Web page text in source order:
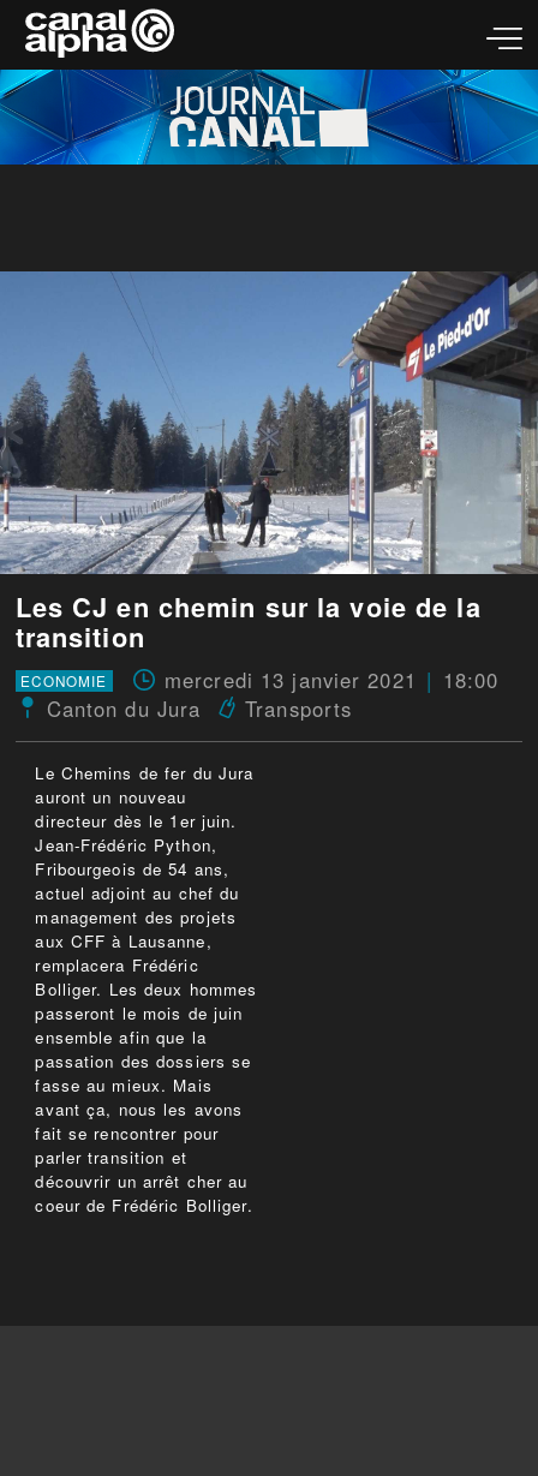
Les CJ en chemin sur la voie de la
transition
ECONOMIE mercredi 13 janvier 2021
18:00
Canton du Jura
Transports
Le Chemins de fer du Jura
auront un nouveau
directeur dès le 1er juin.
Jean-Frédéric Python,
Fribourgeois de 54 ans,
actuel adjoint au chef du
management des projets
aux CFF à Lausanne,
remplacera Frédéric
Bolliger. Les deux hommes
passeront le mois de juin
ensemble afin que la
passation des dossiers se
fasse au mieux. Mais
avant ça, nous les avons
fait se rencontrer pour
parler transition et
découvrir un arrêt cher au
coeur de Frédéric Bolliger.